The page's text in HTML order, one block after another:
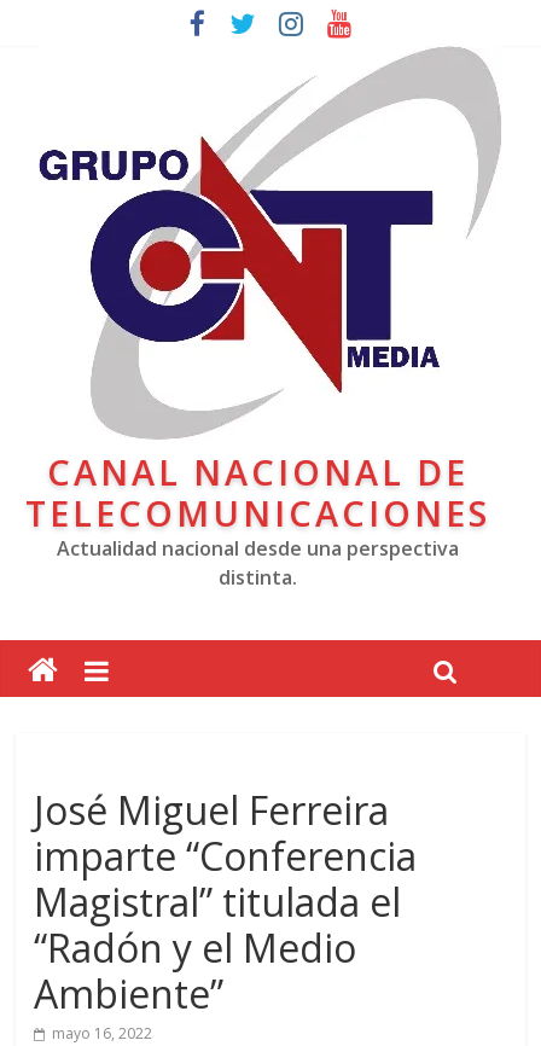
CANAL NACIONAL DE
TELECOMUNICACIONES
Actualidad nacional desde una perspectiva
distinta.
José Miguel Ferreira
imparte “Conferencia
Magistral” titulada el
“Radón y el Medio
Ambiente”
mayo 16, 2022